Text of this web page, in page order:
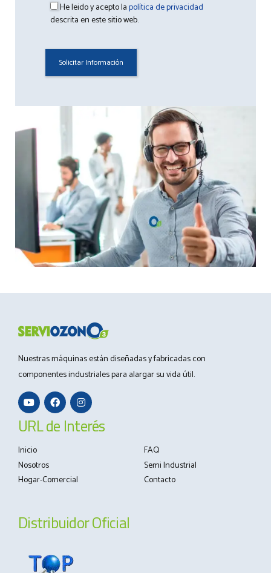
He leido y acepto lapolítica de privacidad
descrita en este sitio web.
Nuestras máquinas están diseñadas y fabricadas con
componentes industriales para alargar su vida útil.
URL de Interés
Inicio
FAQ
Nosotros
Semi Industrial
Hogar-Comercial
Contacto
Distribuidor Oficial